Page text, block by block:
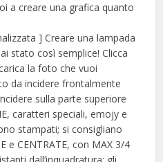
a creare una grafica quanto
] Creare una lampada
stato così semplice! Clicca
la foto che vuoi
da incidere frontalmente
sulla parte superiore
caratteri speciali, emojy e
stampati; si consigliano
e CENTRATE, con MAX 3/4